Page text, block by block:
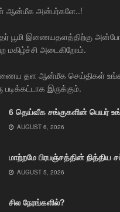
ஆன்மீக அன்பர்களே..!
பூமி இணையதளத்திற்கு
மகிழ்ச்சி அடைகிறோம்.
இணைய தள ஆன்மீக செய்திகள்
படிக்கட்டாக இருக்கும்.
6 தெய்வீக சங்குகளின் பெயர்
AUGUST 6, 2026
மாற்றமே பிரபஞ்சத்தின் நித்திய
AUGUST 5, 2026
சில நேரங்களில்?